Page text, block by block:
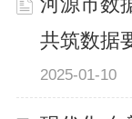
河源市数
共筑数据
2025-01-10